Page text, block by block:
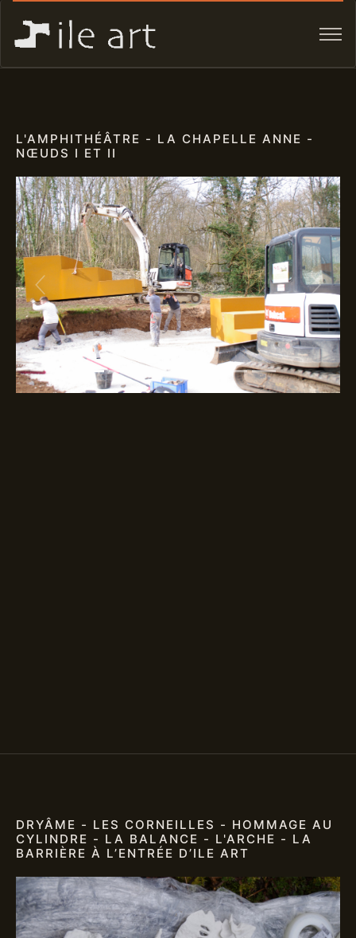
L'AMPHITHÉÂTRE - LA CHAPELLE ANNE -
NŒUDS I ET II
Previous Next
DRYÂME - LES CORNEILLES - HOMMAGE AU
CYLINDRE - LA BALANCE - L'ARCHE - LA
BARRIÈRE À L’ENTRÉE D’ILE ART